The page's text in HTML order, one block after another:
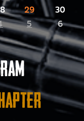
29
30
5 6